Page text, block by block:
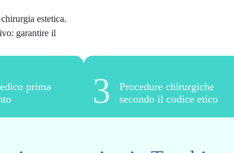
estetica.
garantire il
prima
3
Procedure chirurgiche
secondo il codice etico